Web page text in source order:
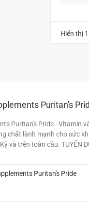
Hiển thị
Puritan's
Puritan's Pride - Vitamin
chất lành mạnh cho sức
và trên toàn cầu. TUYỂN
Puritan's Pride